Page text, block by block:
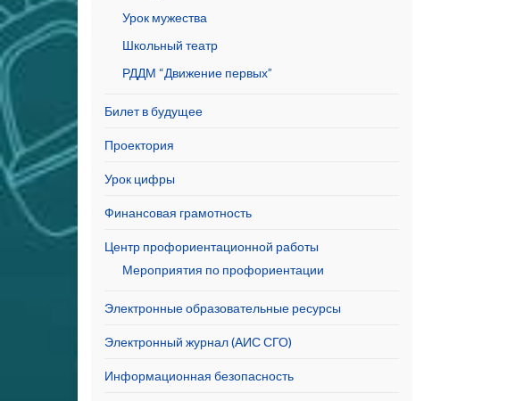
Урок мужества
Школьный театр
РДДМ “Движение первых”
Билет в будущее
Проектория
Урок цифры
Финансовая грамотность
Центр профориентационной работы
Мероприятия по профориентации
Электронные образовательные ресурсы
Электронный журнал (АИС СГО)
Информационная безопасность